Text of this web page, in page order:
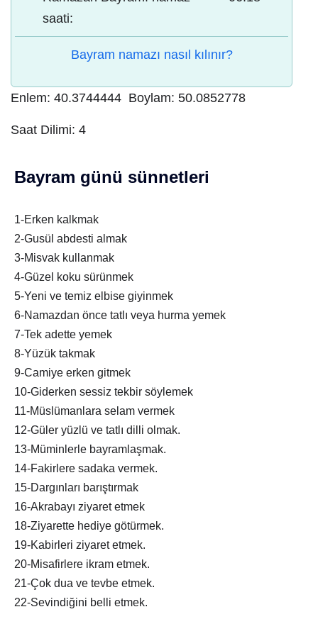
saati:
Bayram namazı nasıl kılınır?
Enlem: 40.3744444 Boylam: 50.0852778
Saat Dilimi: 4
Bayram günü sünnetleri
1-Erken kalkmak
2-Gusül abdesti almak
3-Misvak kullanmak
4-Güzel koku sürünmek
5-Yeni ve temiz elbise giyinmek
6-Namazdan önce tatlı veya hurma yemek
7-Tek adette yemek
8-Yüzük takmak
9-Camiye erken gitmek
10-Giderken sessiz tekbir söylemek
11-Müslümanlara selam vermek
12-Güler yüzlü ve tatlı dilli olmak.
13-Müminlerle bayramlaşmak.
14-Fakirlere sadaka vermek.
15-Dargınları barıştırmak
16-Akrabayı ziyaret etmek
18-Ziyarette hediye götürmek.
19-Kabirleri ziyaret etmek.
20-Misafirlere ikram etmek.
21-Çok dua ve tevbe etmek.
22-Sevindiğini belli etmek.